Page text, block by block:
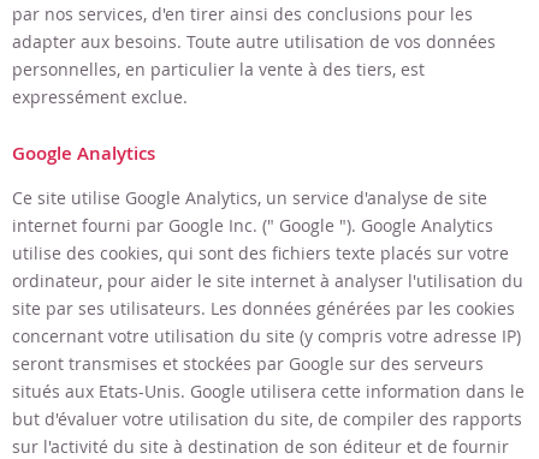
par nos services, d'en tirer ainsi des conclusions pour les
adapter aux besoins. Toute autre utilisation de vos données
personnelles, en particulier la vente à des tiers, est
expressément exclue.
Google Analytics
Ce site utilise Google Analytics, un service d'analyse de site
internet fourni par Google Inc. (" Google "). Google Analytics
utilise des cookies, qui sont des fichiers texte placés sur votre
ordinateur, pour aider le site internet à analyser l'utilisation du
site par ses utilisateurs. Les données générées par les cookies
concernant votre utilisation du site (y compris votre adresse IP)
seront transmises et stockées par Google sur des serveurs
situés aux Etats-Unis. Google utilisera cette information dans le
but d'évaluer votre utilisation du site, de compiler des rapports
sur l'activité du site à destination de son éditeur et de fournir